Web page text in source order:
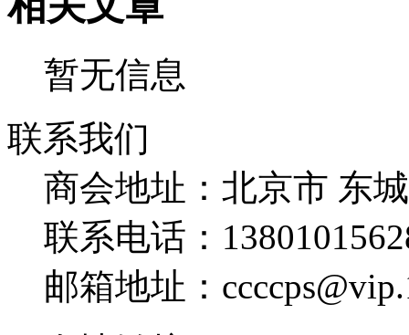
暂无信息
联系我们
商会地址： 北京市 东
联系电话：
邮箱地址：